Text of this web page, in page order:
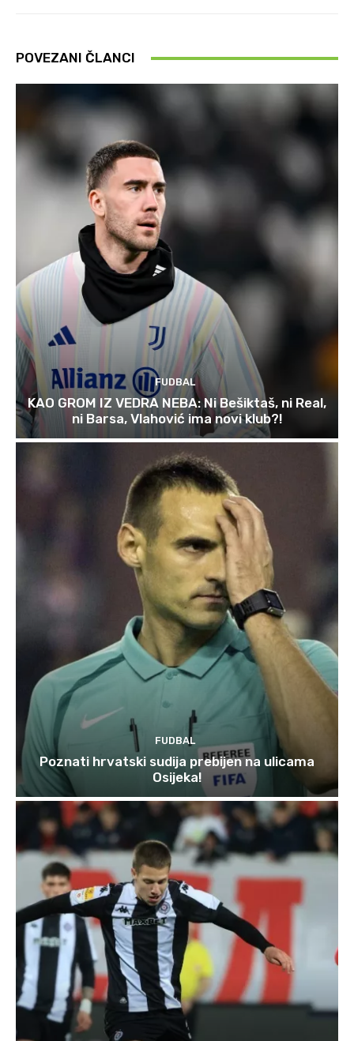
POVEZANI ČLANCI
FUDBAL
KAO GROM IZ VEDRA NEBA: Ni Bešiktaš, ni Real,
ni Barsa, Vlahović ima novi klub?!
FUDBAL
Poznati hrvatski sudija prebijen na ulicama
Osijeka!